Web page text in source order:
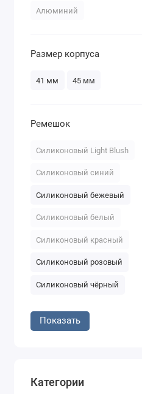
Алюминий
Размер корпуса
41 мм 45 мм
Ремешок
Силиконовый Light Blush
Силиконовый синий
Силиконовый бежевый
Силиконовый белый
Силиконовый красный
Силиконовый розовый
Силиконовый чёрный
Показать
Категории